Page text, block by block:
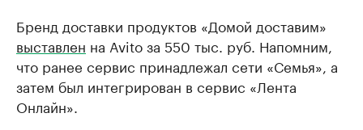
Бренд доставки продуктов «Домой доставим»
выставлен на Avito за 550 тыс. руб. Напомним,
что ранее сервис принадлежал сети «Семья», а
затем был интегрирован в сервис «Лента
Онлайн».